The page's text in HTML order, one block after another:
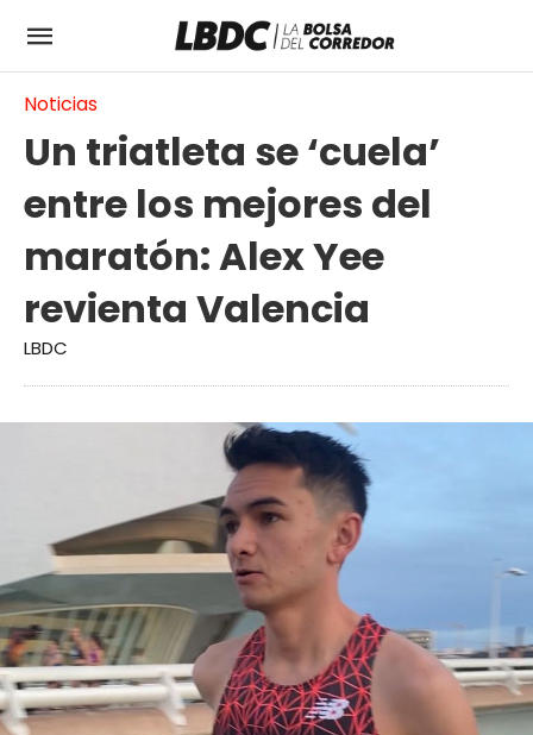
Noticias
Un triatleta se ‘cuela’
entre los mejores del
maratón: Alex Yee
revienta Valencia
LBDC